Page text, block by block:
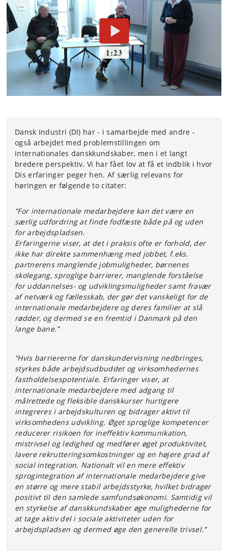
Dansk Industri (DI) har - i samarbejde med andre -
også arbejdet med problemstillingen om
internationales danskkundskaber, men i et langt
bredere perspektiv. Vi har fået lov at få et indblik i hvor
Dis erfaringer peger hen. Af særlig relevans for
høringen er følgende to citater:
”For internationale medarbejdere kan det være en
særlig udfordring at finde fodfæste både på og uden
for arbejdspladsen.
Erfaringerne viser, at det i praksis ofte er forhold, der
ikke har direkte sammenhæng med jobbet, f.eks.
partnerens manglende jobmuligheder, børnenes
skolegang, sproglige barrierer, manglende forståelse
for uddannelses- og udviklingsmuligheder samt fravær
af netværk og fællesskab, der gør det vanskeligt for de
internationale medarbejdere og deres familier at slå
rødder, og dermed se en fremtid i Danmark på den
lange bane.”
”Hvis barriererne for danskundervisning nedbringes,
styrkes både arbejdsudbuddet og virksomhedernes
fastholdelsespotentiale. Erfaringer viser, at
internationale medarbejdere med adgang til
målrettede og fleksible danskkurser hurtigere
integreres i arbejdskulturen og bidrager aktivt til
virksomhedens udvikling. Øget sproglige kompetencer
reducerer risikoen for ineffektiv kommunikation,
mistrivsel og ledighed og medfører øget produktivitet,
lavere rekrutteringsomkostninger og en højere grad af
social integration. Nationalt vil en mere effektiv
sprogintegration af internationale medarbejdere give
en større og mere stabil arbejdsstyrke, hvilket bidrager
positivt til den samlede samfundsøkonomi. Samtidig vil
en styrkelse af danskkundskaber øge mulighederne for
at tage aktiv del i sociale aktiviteter uden for
arbejdspladsen og dermed øge den generelle trivsel.”